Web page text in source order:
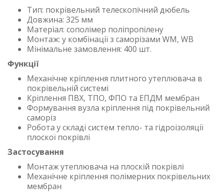
Тип: покрівельний телескопічний дюбель
Довжина: 325 мм
Матеріал: сополімер поліпропілену
Монтаж: у комбінації з саморізами WM, WB
Мінімальне замовлення: 400 шт.
Функції
Механічне кріплення плитного утеплювача в
покрівельній системі
Кріплення ПВХ, ТПО, ФПО та ЕПДМ мембран
Формування вузла кріплення під покрівельний
саморіз
Робота у складі систем тепло- та гідроізоляції
плоскої покрівлі
Застосування
Монтаж утеплювача на плоскій покрівлі
Механічне кріплення полімерних покрівельних
мембран